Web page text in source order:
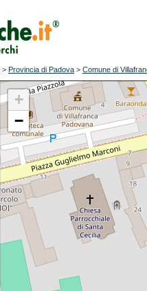
> Provincia di Padova > Comune di
+
−